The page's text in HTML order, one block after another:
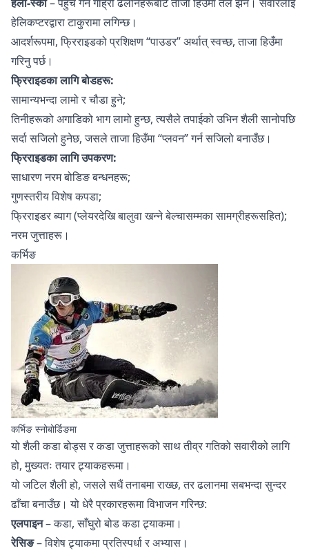
हेलिकप्टरद्वारा टाकुरामा लगिन्छ।
आदर्शरूपमा, फ्रिराइडको प्रशिक्षण “पाउडर” अर्थात् स्वच्छ, ताजा हिउँमा
गरिनु पर्छ।
फ्रिराइडका लागि बोडहरू:
सामान्यभन्दा लामो र चौडा हुने;
तिनीहरूको अगाडिको भाग लामो हुन्छ, त्यसैले तपाईको उभिन शैली सानोपछि
सर्दा सजिलो हुनेछ, जसले ताजा हिउँमा “प्लवन” गर्न सजिलो बनाउँछ।
फ्रिराइडका लागि उपकरण:
साधारण नरम बोडिङ बन्धनहरू;
गुणस्तरीय विशेष कपडा;
फ्रिराइडर ब्याग (प्लेयरदेखि बालुवा खन्ने बेल्चासम्मका सामग्रीहरूसहित);
नरम जुत्ताहरू।
कर्भिङ
कर्भिङ स्नोबोर्डिङमा
यो शैली कडा बोड्स र कडा जुत्ताहरूको साथ तीव्र गतिको सवारीको लागि
हो, मुख्यतः तयार ट्र्याकहरूमा।
यो जटिल शैली हो, जसले सधैं तनाबमा राख्छ, तर ढलानमा सबभन्दा सुन्दर
ढाँचा बनाउँछ। यो धेरै प्रकारहरूमा विभाजन गरिन्छ:
एलपाइन– कडा, साँघुरो बोड कडा ट्र्याकमा।
रेसिङ– विशेष ट्र्याकमा प्रतिस्पर्धा र अभ्यास।